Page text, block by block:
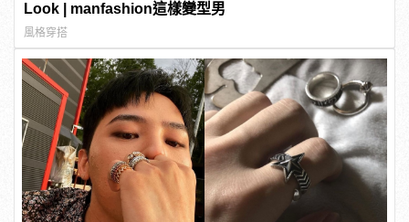
Look | manfashion這樣變型男
風格穿搭